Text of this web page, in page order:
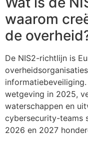
waarom
de
De NIS2-richtlijn is
wetgeving in 2025,
waterschappen en
cybersecurity-teams
2026 en 2027